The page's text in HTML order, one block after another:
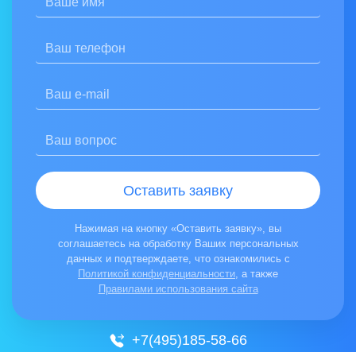
+7(495)185-58-66
Оставить заявку
Нажимая на кнопку «Оставить заявку», вы
соглашаетесь на обработку Ваших персональных
данных и подтверждаете, что ознакомились с
Политикой конфиденциальности, а также
Правилами использования сайта
Ознакомлен(а) сПолитикой конфиденциальности
Отзыв:
Нажимая на кнопку «Отправить отзыв», вы соглашаетесь на